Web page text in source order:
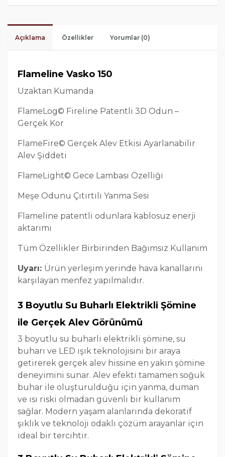
Açıklama Özellikler Yorumlar (0)
Flameline Vasko 150
Uzaktan Kumanda
FlameLog© Fireline Patentli 3D Odun –
Gerçek Kor
FlameFire© Gerçek Alev Etkisi Ayarlanabilir
Alev Şiddeti
FlameLight© Gece Lambası Özelliği
Meşe Odunu Çıtırtılı Yanma Sesi
Flameline patentli odunlara kablosuz enerji
aktarımı
Tüm Özellikler Birbirinden Bağımsız Kullanım
Uyarı: Ürün yerleşim yerinde hava kanallarını
karşılayan menfez yapılmalıdır.
3 Boyutlu Su Buharlı Elektrikli Şömine
ile Gerçek Alev Görünümü
3 boyutlu su buharlı elektrikli şömine, su
buharı ve LED ışık teknolojisini bir araya
getirerek gerçek alev hissine en yakın şömine
deneyimini sunar. Alev efekti tamamen soğuk
buhar ile oluşturulduğu için yanma, duman
ve ısı riski olmadan güvenli bir kullanım
sağlar. Modern yaşam alanlarında dekoratif
şıklık ve teknoloji odaklı çözüm arayanlar için
ideal bir tercihtir.